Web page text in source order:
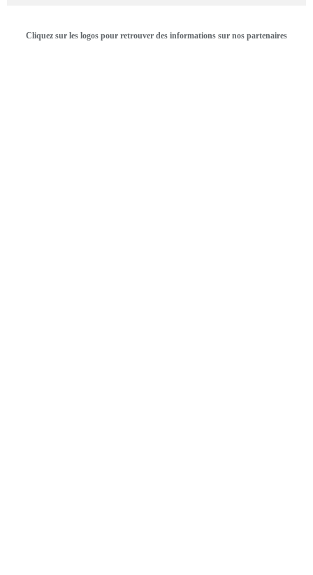
Cliquez sur les logos pour retrouver des informations sur nos partenaires